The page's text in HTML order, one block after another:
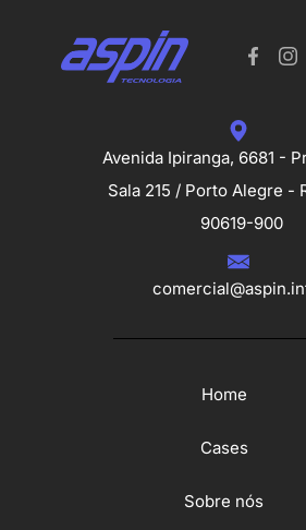
Avenida Ipiranga, 6681 -
Sala 215 / Porto Alegre -
90619-900
Home
Cases
Sobre nós